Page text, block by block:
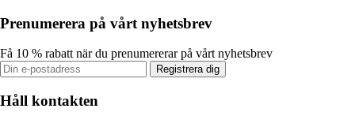
Prenumerera på vårt nyhetsbrev
Få 10 % rabatt när du prenumererar på vårt nyhetsbrev
Registrera dig
Håll kontakten